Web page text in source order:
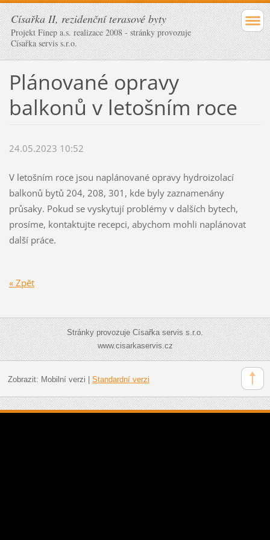
Císařka II, rezidenční terasové byty
Projekt Finep a.s. realizace 2008 - stránky provozuje
Císařka servis s.r.o.
Plánované opravy
balkonů v letošním roce
24.05.2023 10:52
V letošním roce jsou naplánované opravy hydroizolací
balkonů bytů 204, 208, 301, kde byly zaznamenány
průsaky. Pokud se vyskytují problémy v dalších bytech,
prosíme, kontaktujte recepci, abychom mohli naplánovat
další práce.
« Zpět
Stránky provozuje Císařka servis s.r.o.
www.cisarkaservis.cz
Zobrazit: Mobilní verzi | Standardní verzi